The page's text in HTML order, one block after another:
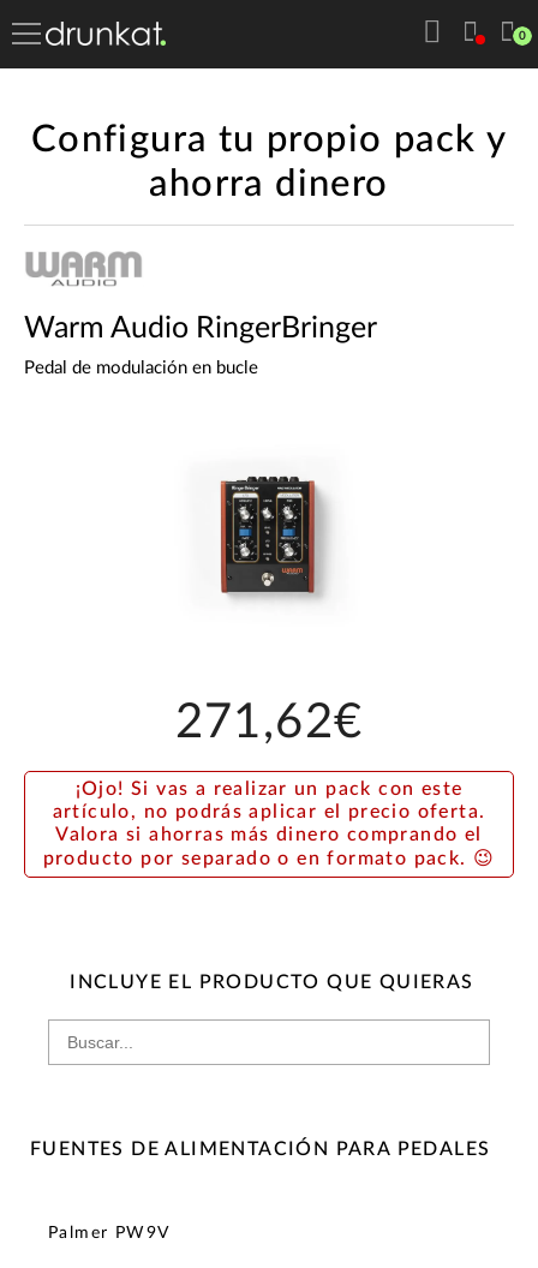
0
Configura tu propio pack y
ahorra dinero
Warm Audio RingerBringer
Pedal de modulación en bucle
271,62€
¡Ojo! Si vas a realizar un pack con este
artículo, no podrás aplicar el precio oferta.
Valora si ahorras más dinero comprando el
producto por separado o en formato pack. 😉
INCLUYE EL PRODUCTO QUE QUIERAS
FUENTES DE ALIMENTACIÓN PARA PEDALES
Palmer PW9V